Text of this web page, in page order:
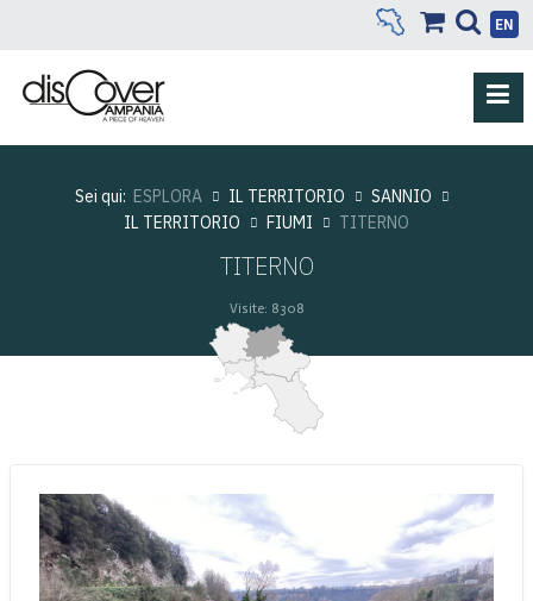
EN
Sei qui: ESPLORA IL TERRITORIO
SANNIO
IL TERRITORIO
FIUMI TITERNO
TITERNO
Visite: 8308